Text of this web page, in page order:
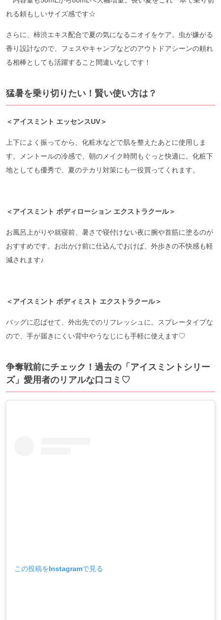
れる頼もしいサイズ感です☆
さらに、柿渋エキス配合で夏の気になるニオイをケア。虫が嫌がる
香り設計なので、フェスやキャンプなどのアウトドアシーンの頼れ
る相棒としても活躍すること間違いなしです！
猛暑を乗り切りたい！賢い使い方は？
＜アイスミント エッセンスUV＞
上下によく振ってから、化粧水などで肌を整えたあとに使用しま
す。メントールの冷感で、朝のメイク時間もぐっと快適に。化粧下
地としても優秀で、夏のテカリ対策にも一役買ってくれます。
＜アイスミント ボディローション エクストラクール＞
お風呂上がりや就寝前、暑さで寝付けない夜に腕や首筋に塗るのが
おすすめです。お出かけ前に仕込んでおけば、外歩きの不快感も軽
減されます♪
＜アイスミント ボディミスト エクストラクール＞
バッグに忍ばせて、外出先でのリフレッシュに。スプレータイプな
ので、手が届きにくい背中やうなじにも手軽に使えます♡
争奪戦前にチェック！過去の「アイスミントシリー
ズ」愛用者のリアルな口コミ♡
この投稿をInstagramで見る